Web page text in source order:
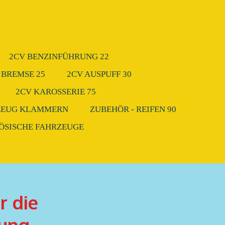
2CV BENZINFÜHRUNG 22
25
2CV AUSPUFF 30
2CV KAROSSERIE 75
KLAMMERN
ZUBEHÖR - REIFEN 90
FAHRZEUGE
die